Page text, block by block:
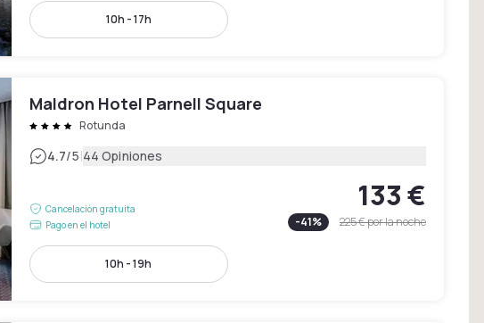
10h - 17h
Maldron Hotel Parnell Square
Rotunda
4.7/5|44 Opiniones
Cancelación gratuita
Pago en el hotel
133 €
-41% 225 €por la noche
10h - 19h